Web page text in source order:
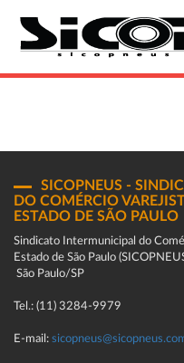
SICOPNEUS -
DO COMÉRCIO
ESTADO DE SÃO PAULO
Sindicato Intermunicipal do
Estado de São Paulo
São Paulo/SP
Tel.: (11) 3284-9979
E-mail: